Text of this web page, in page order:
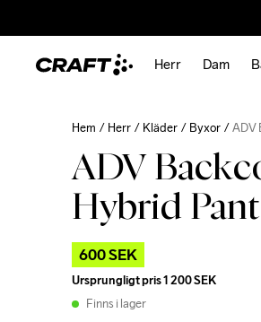
Herr Dam
Hem Herr Kläder Byxor ADV
ADV
Hybrid
600 SEK
Ursprungligt pris1 200 SEK
Finns i lager